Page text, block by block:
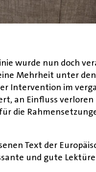
wurde nun doch
Mehrheit unter
Intervention im
an Einfluss
die
Text der
und gute